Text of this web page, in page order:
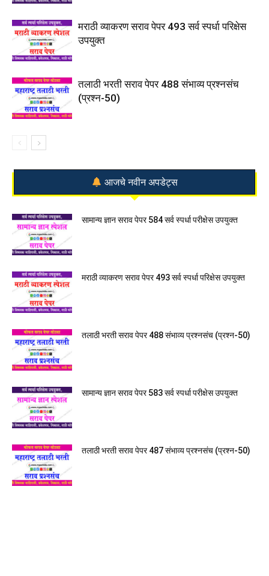
मराठी व्याकरण सराव पेपर 493 सर्व स्पर्धा परिक्षेस
उपयुक्त
तलाठी भरती सराव पेपर 488 संभाव्य प्रश्नसंच
(प्रश्न-50)
आजचे नवीन अपडेट्स
सामान्य ज्ञान सराव पेपर 584 सर्व स्पर्धा परीक्षेस उपयुक्त
मराठी व्याकरण सराव पेपर 493 सर्व स्पर्धा परिक्षेस उपयुक्त
तलाठी भरती सराव पेपर 488 संभाव्य प्रश्नसंच (प्रश्न-50)
सामान्य ज्ञान सराव पेपर 583 सर्व स्पर्धा परीक्षेस उपयुक्त
तलाठी भरती सराव पेपर 487 संभाव्य प्रश्नसंच (प्रश्न-50)